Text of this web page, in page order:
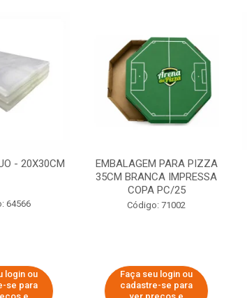
- 20X30CM
64566
login ou
se para
EMBALAGEM PARA PIZZA
35CM BRANCA IMPRESSA
COPA PC/25
Código: 71002
Faça seu login ou
cadastre-se para